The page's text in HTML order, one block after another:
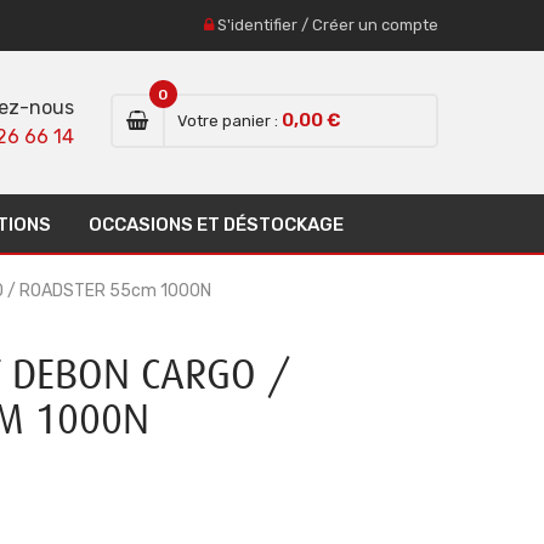
S'identifier / Créer un compte
nous
66 14
Votre panier :
0
0,00 €
OCCASIONS ET DÉSTOCKAGE
/ ROADSTER 55cm 1000N
DEBON CARGO /
1000N